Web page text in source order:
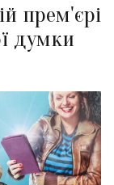
прем'єрі
думки